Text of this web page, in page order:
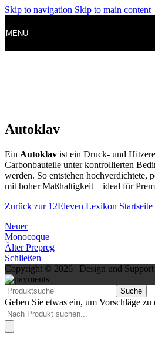
Skip to navigation Skip to main content
MENÜ
Autoklav
Ein Autoklav ist ein Druck- und
Carbonbauteile unter kontrollierten
werden. So entstehen hochverdichtete,
mit hoher Maßhaltigkeit – ideal für
Zurück zur 12Eleven Lexikon Startseite
Neuer
Monocoque
Älter Prepreg
Schließen
Copyright © 2026 | Design und
Suche
Geben Sie etwas ein, um Vorschläge zu
Products
search